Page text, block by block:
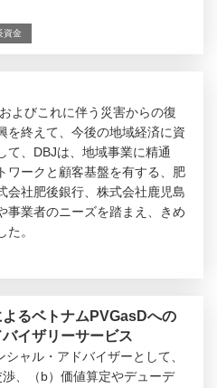
資金
よびこれに伴う災害からの復
を終えて、今後の地域経済に資
て、DBJは、地域事業に精通
ワークと顧客基盤を有する、肥
会社肥後銀行、株式会社鹿児島
事業者のニーズを踏まえ、きめ
。
よるベトナムPVGasDへの
イザリーサービス
ャル・アドバイザーとして、
渉、（b）価値算定やデューデ